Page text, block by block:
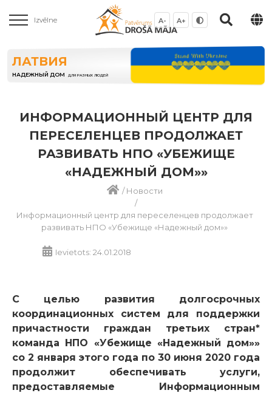
Izvēlne A- A+
ЛАТВИЯ
НАДЕЖНЫЙ ДОМ ДЛЯ РАЗНЫХ ЛЮДЕЙ
ИНФОРМАЦИОННЫЙ ЦЕНТР ДЛЯ
ПЕРЕСЕЛЕНЦЕВ ПРОДОЛЖАЕТ
РАЗВИВАТЬ НПО «УБЕЖИЩЕ
«НАДЕЖНЫЙ ДОМ»»
/Новости
/
Информационный центр для переселенцев продолжает
развивать НПО «Убежище «Надежный дом»»
Ievietots: 24.01.2018
С целью развития долгосрочных
координационных систем для поддержки
причастности граждан третьих стран*
команда НПО «Убежище «Надежный дом»»
со 2 января этого года по 30 июня 2020 года
продолжит обеспечивать услуги,
предоставляемые Информационным